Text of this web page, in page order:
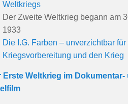
Weltkriegs
Der Zweite Weltkrieg begann am
1933
Die I.G. Farben – unverzichtbar für
Kriegsvorbereitung und den Krieg
Erste Weltkrieg im Dokumentar-